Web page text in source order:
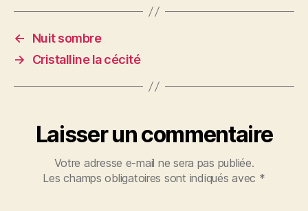
←
Nuit sombre
→
Cristalline la cécité
Laisser un commentaire
Votre adresse e-mail ne sera pas publiée.
Les champs obligatoires sont indiqués avec *